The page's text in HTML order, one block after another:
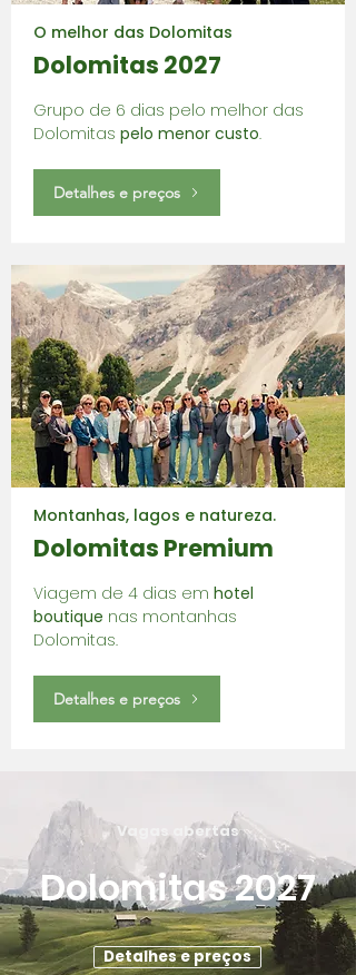
O melhor das Dolomitas
Dolomitas 2027
Grupo de 6 dias pelo melhor das
Dolomitas pelo menor custo.
Detalhes e preços
Montanhas, lagos e natureza.
Dolomitas Premium
Viagem de 4 dias em hotel
boutique nas montanhas
Dolomitas.
Detalhes e preços
Vagas abertas
Dolomitas 2027
Detalhes e preços